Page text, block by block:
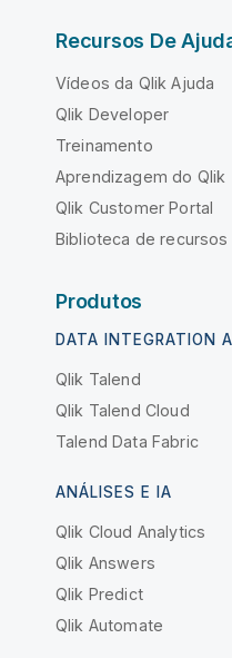
Recursos De
Vídeos da Qlik Ajuda
Qlik Developer
Treinamento
Aprendizagem do Qlik
Qlik Customer Portal
Biblioteca de recursos
Produtos
DATA INTEGRATION
Qlik Talend
Qlik Talend Cloud
Talend Data Fabric
ANÁLISES E IA
Qlik Cloud Analytics
Qlik Answers
Qlik Predict
Qlik Automate